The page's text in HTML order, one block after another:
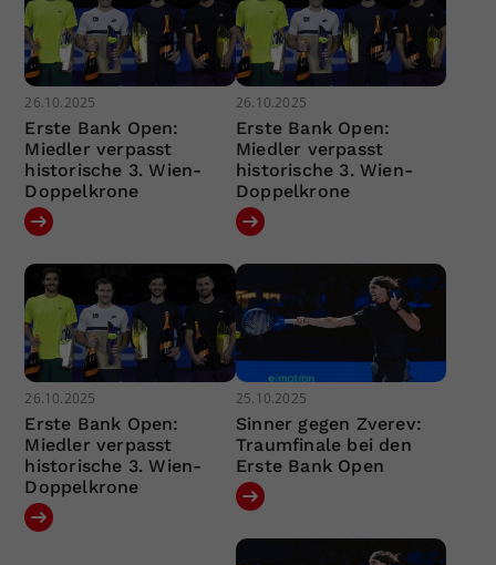
26.10.2025
Erste Bank Open:
Miedler verpasst
historische 3. Wien-
Doppelkrone
26.10.2025
Erste Bank Open:
Miedler verpasst
historische 3. Wien-
Doppelkrone
26.10.2025
Erste Bank Open:
Miedler verpasst
historische 3. Wien-
Doppelkrone
25.10.2025
Sinner gegen Zverev:
Traumfinale bei den
Erste Bank Open